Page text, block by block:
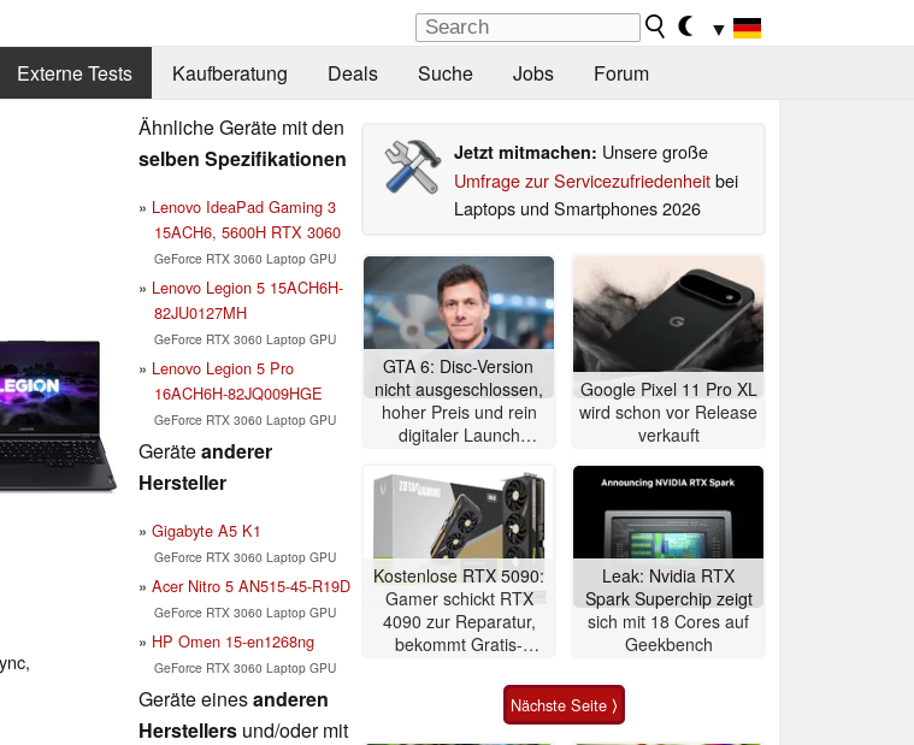
▼
Externe Tests Kaufberatung Deals Suche Jobs Forum
Ähnliche Geräte mit den
selben Spezifikationen
Lenovo IdeaPad Gaming 3
15ACH6, 5600H RTX 3060
GeForce RTX 3060 Laptop GPU
Lenovo Legion 5 15ACH6H-
82JU0127MH
GeForce RTX 3060 Laptop GPU
Lenovo Legion 5 Pro
16ACH6H-82JQ009HGE
GeForce RTX 3060 Laptop GPU
Geräteanderer
Hersteller
Gigabyte A5 K1
GeForce RTX 3060 Laptop GPU
Acer Nitro 5 AN515-45-R19D
GeForce RTX 3060 Laptop GPU
HP Omen 15-en1268ng
GeForce RTX 3060 Laptop GPU
Geräte einesanderen
Herstellers und/oder mit
Jetzt mitmachen: Unsere große
Umfrage zur Servicezufriedenheitbei
Laptops und Smartphones 2026
GTA 6: Disc-Version
nicht ausgeschlossen,
hoher Preis und rein
digitaler Launch
Google Pixel 11 Pro XL
wird schon vor Release
verkauft
Kostenlose RTX 5090:
Gamer schickt RTX
4090 zur Reparatur,
bekommt Gratis-
Leak: Nvidia RTX
Spark Superchip zeigt
sich mit 18 Cores auf
Geekbench
Nächste Seite ⟩